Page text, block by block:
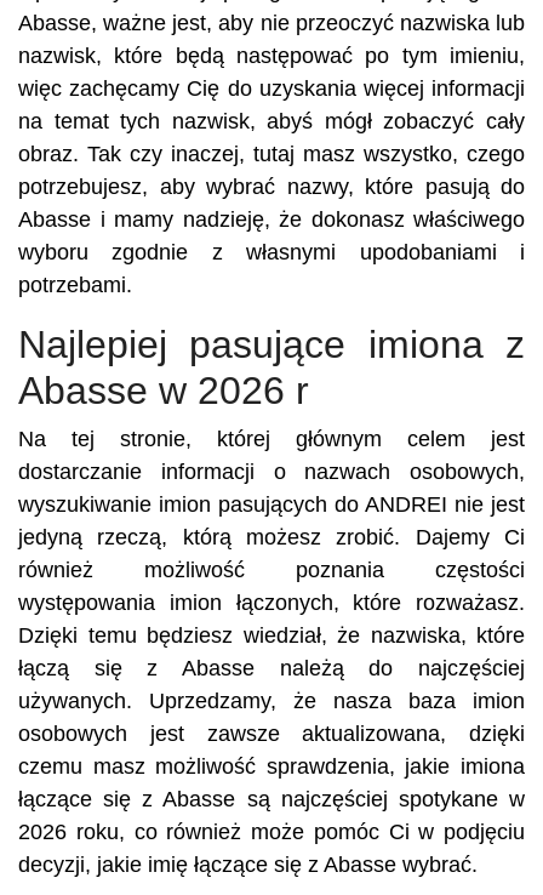
Abasse, ważne jest, aby nie przeoczyć nazwiska lub
nazwisk, które będą następować po tym imieniu,
więc zachęcamy Cię do uzyskania więcej informacji
na temat tych nazwisk, abyś mógł zobaczyć cały
obraz. Tak czy inaczej, tutaj masz wszystko, czego
potrzebujesz, aby wybrać nazwy, które pasują do
Abasse i mamy nadzieję, że dokonasz właściwego
wyboru zgodnie z własnymi upodobaniami i
potrzebami.
Najlepiej pasujące imiona z
Abasse w 2026 r
Na tej stronie, której głównym celem jest
dostarczanie informacji o nazwach osobowych,
wyszukiwanie imion pasujących do ANDREI nie jest
jedyną rzeczą, którą możesz zrobić. Dajemy Ci
również możliwość poznania częstości
występowania imion łączonych, które rozważasz.
Dzięki temu będziesz wiedział, że nazwiska, które
łączą się z Abasse należą do najczęściej
używanych. Uprzedzamy, że nasza baza imion
osobowych jest zawsze aktualizowana, dzięki
czemu masz możliwość sprawdzenia, jakie imiona
łączące się z Abasse są najczęściej spotykane w
2026 roku, co również może pomóc Ci w podjęciu
decyzji, jakie imię łączące się z Abasse wybrać.